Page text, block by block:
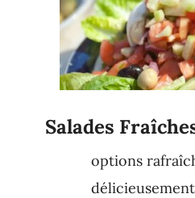
Salades
options